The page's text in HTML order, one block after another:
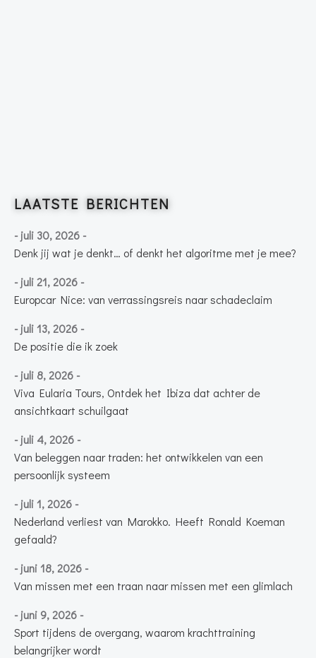
LAATSTE BERICHTEN
- juli 30, 2026 -
Denk jij wat je denkt… of denkt het algoritme met je mee?
- juli 21, 2026 -
Europcar Nice: van verrassingsreis naar schadeclaim
- juli 13, 2026 -
De positie die ik zoek
- juli 8, 2026 -
Viva Eularia Tours, Ontdek het Ibiza dat achter de
ansichtkaart schuilgaat
- juli 4, 2026 -
Van beleggen naar traden: het ontwikkelen van een
persoonlijk systeem
- juli 1, 2026 -
Nederland verliest van Marokko. Heeft Ronald Koeman
gefaald?
- juni 18, 2026 -
Van missen met een traan naar missen met een glimlach
- juni 9, 2026 -
Sport tijdens de overgang, waarom krachttraining
belangrijker wordt